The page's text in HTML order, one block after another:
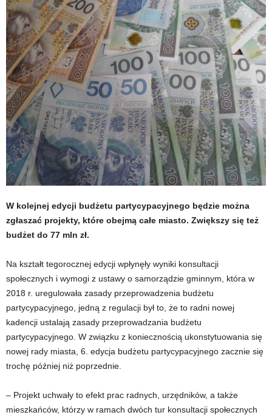
W kolejnej edycji budżetu partycypacyjnego będzie można
zgłaszać projekty, które obejmą całe miasto. Zwiększy się też
budżet do 77 mln zł.
Na kształt tegorocznej edycji wpłynęły wyniki konsultacji
społecznych i wymogi z ustawy o samorządzie gminnym, która w
2018 r. uregulowała zasady przeprowadzenia budżetu
partycypacyjnego, jedną z regulacji był to, że to radni nowej
kadencji ustalają zasady przeprowadzania budżetu
partycypacyjnego. W związku z koniecznością ukonstytuowania się
nowej rady miasta, 6. edycja budżetu partycypacyjnego zacznie się
trochę później niż poprzednie.
– Projekt uchwały to efekt prac radnych, urzędników, a także
mieszkańców, którzy w ramach dwóch tur konsultacji społecznych